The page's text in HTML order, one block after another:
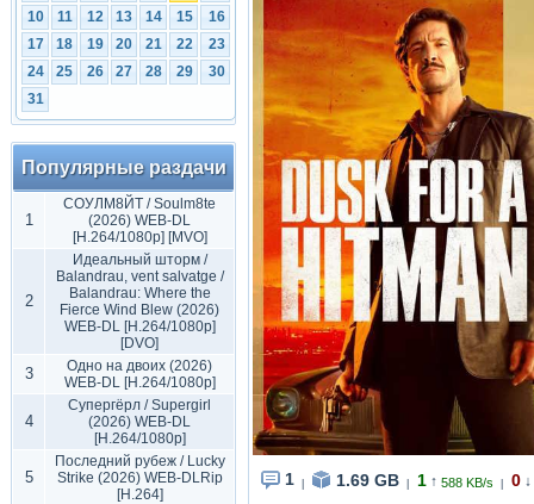
10
11 12 13 14 15
16
17
18 19 20 21 22
23
24
25 26 27 28 29
30
31
Популярные раздачи
1
СОУЛМ8ЙТ / Soulm8te
(2026) WEB-DL
[H.264/1080p] [MVO]
2
Идеальный шторм /
Balandrau, vent salvatge /
Balandrau: Where the
Fierce Wind Blew (2026)
WEB-DL [H.264/1080p]
[DVO]
3
Одно на двоих (2026)
WEB-DL [H.264/1080p]
4
Супергёрл / Supergirl
(2026) WEB-DL
[H.264/1080p]
5
Последний рубеж / Lucky
Strike (2026) WEB-DLRip
[H.264]
1 1.69 GB 1 ↑ 588 KB/s 0 ↓